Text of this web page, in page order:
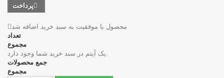
پرداخت
محصول با موفقیت به سبد خرید اضافه شد
تعداد
مجموع
یک آیتم در سبد خرید شما وجود دارد.
جمع محصولات
مجموع